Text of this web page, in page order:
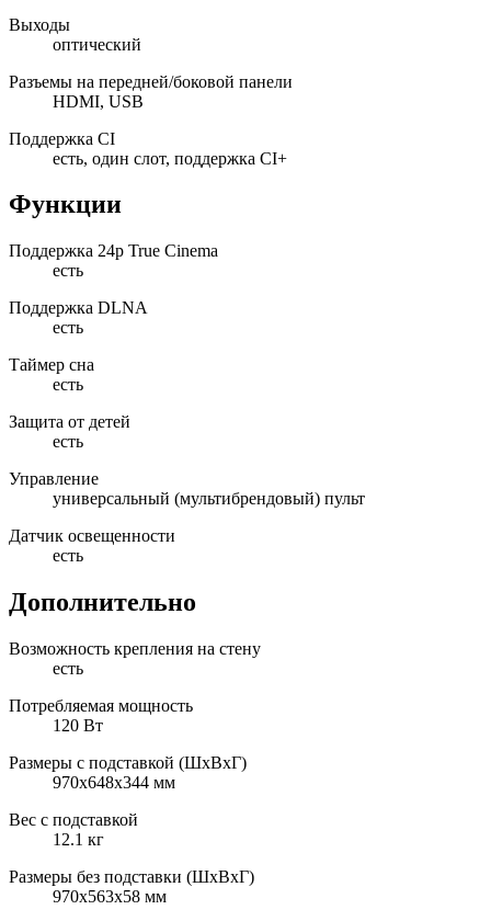
Выходы
оптический
Разъемы на передней/боковой панели
HDMI, USB
Поддержка CI
есть, один слот, поддержка CI+
Функции
Поддержка 24p True Cinema
есть
Поддержка DLNA
есть
Таймер сна
есть
Защита от детей
есть
Управление
универсальный (мультибрендовый) пульт
Датчик освещенности
есть
Дополнительно
Возможность крепления на стену
есть
Потребляемая мощность
120 Вт
Размеры с подставкой (ШxВxГ)
970x648x344 мм
Вес с подставкой
12.1 кг
Размеры без подставки (ШxВxГ)
970x563x58 мм